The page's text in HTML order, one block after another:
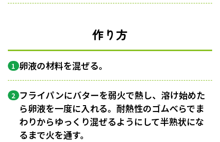
作り方
1 卵液の材料を混ぜる。
2 フライパンにバターを弱火で熱し、溶け始めた
ら卵液を一度に入れる。耐熱性のゴムべらでま
わりからゆっくり混ぜるようにして半熟状にな
るまで火を通す。